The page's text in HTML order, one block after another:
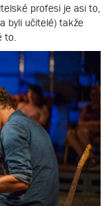
profesi je asi to,
byli učitelé) takže
to.